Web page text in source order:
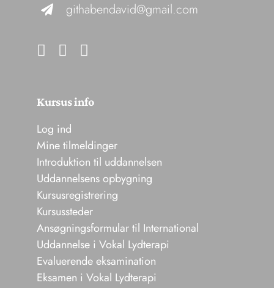
githabendavid@gmail.com
Kursus info
Log ind
Mine tilmeldinger
Introduktion til uddannelsen
Uddannelsens opbygning
Kursusregistrering
Kursussteder
Ansøgningsformular til International
Uddannelse i Vokal Lydterapi
Evaluerende eksamination
Eksamen i Vokal Lydterapi